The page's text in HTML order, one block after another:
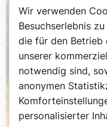
Wir verwenden
Besuchserlebnis
die für den Betrieb
unserer
notwendig sind,
anonymen
personalisierter